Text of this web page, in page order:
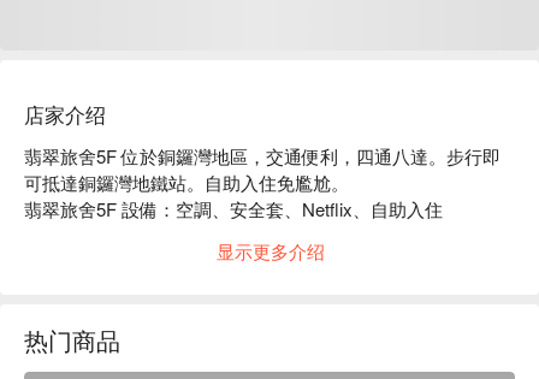
店家介绍
翡翠旅舍5F 位於銅鑼灣地區，交通便利，四通八達。步行即
可抵達銅鑼灣地鐵站。自助入住免尷尬。
翡翠旅舍5F 設備：空調、安全套、Netflix、自助入住
显示更多介绍
热门商品